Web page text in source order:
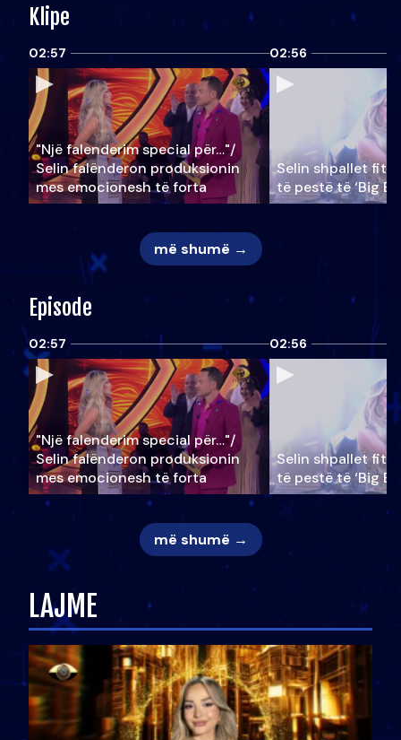
Klipe
02:57
"Një falenderim special për…"/
Selin falënderon produksionin
mes emocionesh të forta
02:56
Selin shpallet
të pestë të ‘Big
më shumë →
Episode
02:57
"Një falenderim special për…"/
Selin falënderon produksionin
mes emocionesh të forta
02:56
Selin shpallet
të pestë të ‘Big
më shumë →
LAJME